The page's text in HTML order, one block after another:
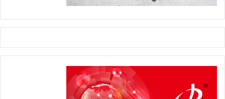
وعلاوة على ذلك، ومن خلال توسيع نطاقها التقني عبر دمج قدرات
Lexmark، عززتXeroxإمكاناتها في تحليلات الخدمة التنبؤية،
بيئات العمل المؤسسية الموزعة.